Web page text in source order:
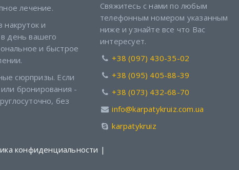
лечение.
накруток и
день вашего
и быстрое
сюрпризы. Если
бронирования -
без
Свяжитесь с нами по любым
телефонным номером указанным
ниже и узнайте все что Вас
интересует.
+38 (097) 430-35-02
+38 (095) 405-88-39
+38 (073) 432-68-70
info@karpatykruiz.com.ua
karpatykruiz
конфиденциальности |